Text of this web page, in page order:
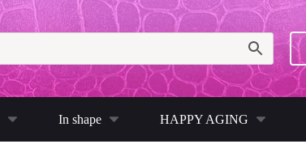
In shape HAPPY AGING